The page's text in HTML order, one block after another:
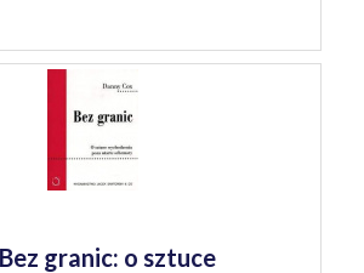
granic: o sztuce